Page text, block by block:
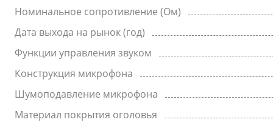
Номинальное сопротивление (Ом)
Дата выхода на рынок (год)
Функции управления звуком
Конструкция микрофона
Шумоподавление микрофона
Материал покрытия оголовья